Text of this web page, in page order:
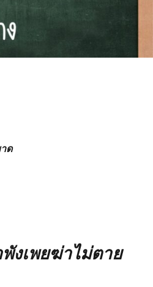
ด
งเพยฆ่าไม่ตาย